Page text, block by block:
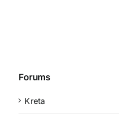
Forums
Kreta